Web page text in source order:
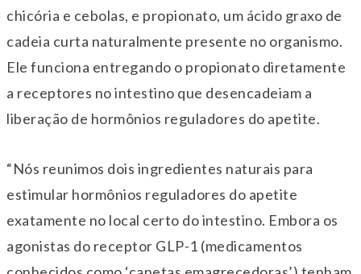
chicória e cebolas, e propionato, um ácido graxo de
cadeia curta naturalmente presente no organismo.
Ele funciona entregando o propionato diretamente
a receptores no intestino que desencadeiam a
liberação de hormônios reguladores do apetite.
“Nós reunimos dois ingredientes naturais para
estimular hormônios reguladores do apetite
exatamente no local certo do intestino. Embora os
agonistas do receptor GLP-1 (medicamentos